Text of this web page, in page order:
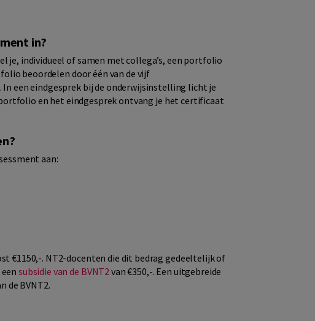
in?
je, individueel of samen met collega’s, een portfolio
beoordelen door één van de vijf
een eindgesprek bij de onderwijsinstelling licht je
en het eindgesprek ontvang je het certificaat
aan:
€1150,-. NT2-docenten die dit bedrag gedeeltelijk of
subsidie van de BVNT2 van €350,-. Een uitgebreide
de BVNT2.